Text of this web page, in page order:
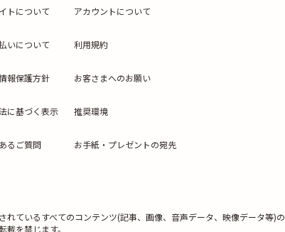
トについて アカウントについて
いについて 利用規約
報保護方針 お客さまへのお願い
に基づく表示 推奨環境
るご質問 お手紙・プレゼントの宛先
れているすべてのコンテンツ(記事、画像、音声データ、映像データ等)の
載を禁じます。